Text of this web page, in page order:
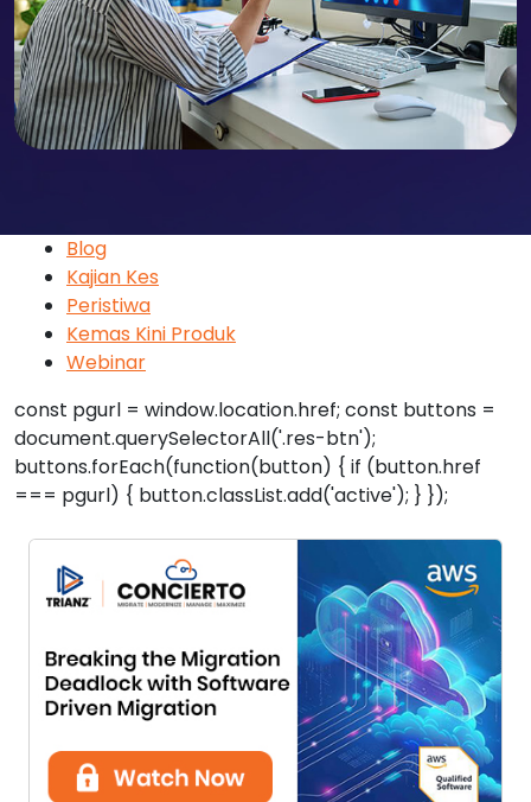
Blog
Kajian Kes
Peristiwa
Kemas Kini Produk
Webinar
const pgurl = window.location.href; const buttons =
document.querySelectorAll('.res-btn');
buttons.forEach(function(button) { if (button.href
=== pgurl) { button.classList.add('active'); } });